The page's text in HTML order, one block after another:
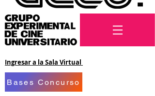
Ingresar a la Sala Virtual
Bases Concurso